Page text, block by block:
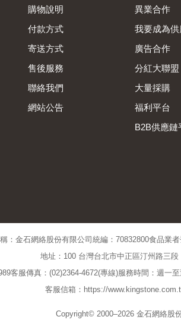
購物說明
付款方式
寄送方式
售後服務
聯絡我們
網站公告
異業合作
我要成為
廣告合作
分紅大聯盟
大量採購
福利平台
B2B供應鏈
：金石網絡股份有限公司 統編：70832800食品業者
地址：100 台灣台北市中正區汀州路三段
客服傳真：(02)2364-4672(專線)服務時間：週一
客服信箱：https://
Copyright© 2000–2026 金石網絡股